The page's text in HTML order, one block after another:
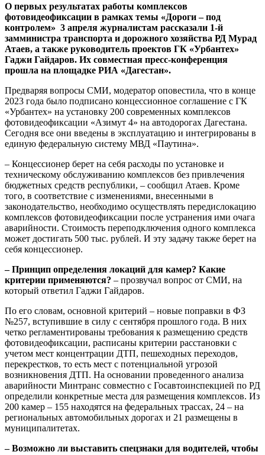
О первых результатах работы комплексов
фотовидеофиксации в рамках темы «Дороги – под
контролем» 3 апреля журналистам рассказали 1-й
замминистра транспорта и дорожного хозяйства РД Мурад
Атаев, а также руководитель проектов ГК «Урбантех»
Гаджи Гайдаров. Их совместная пресс-конференция
прошла на площадке РИА «Дагестан».
Предваряя вопросы СМИ, модератор оповестила, что в конце
2023 года было подписано концессионное соглашение с ГК
«Урбантех» на установку 200 современных комплексов
фотовидеофиксации «Азимут 4» на автодорогах Дагестана.
Сегодня все они введены в эксплуатацию и интегрированы в
единую федеральную систему МВД «Паутина».
– Концессионер берет на себя расходы по установке и
техническому обслуживанию комплексов без привлечения
бюджетных средств республики, – сообщил Атаев. Кроме
того, в соответствие с изменениями, внесенными в
законодательство, необходимо осуществлять передислокацию
комплексов фотовидеофиксации после устранения ими очага
аварийности. Стоимость переподключения одного комплекса
может достигать 500 тыс. рублей. И эту задачу также берет на
себя концессионер.
– Принцип определения локаций для камер? Какие
критерии применяются? – прозвучал вопрос от СМИ, на
который ответил Гаджи Гайдаров.
По его словам, основной критерий – новые поправки в ФЗ
№257, вступившие в силу с сентября прошлого года. В них
четко регламентированы требования к размещению средств
фотовидеофиксации, расписаны критерии расстановки с
учетом мест концентрации ДТП, пешеходных переходов,
перекрестков, то есть мест с потенциальной угрозой
возникновения ДТП. На основании проведенного анализа
аварийности Минтранс совместно с Госавтоинспекцией по РД
определили конкретные места для размещения комплексов. Из
200 камер – 155 находятся на федеральных трассах, 24 – на
региональных автомобильных дорогах и 21 размещены в
муниципалитетах.
– Возможно ли выставить спецзнаки для водителей, чтобы